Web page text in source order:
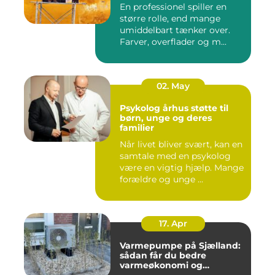
En professionel spiller en
større rolle, end mange
umiddelbart tænker over.
Farver, overflader og m...
02. May
Psykolog århus støtte til
børn, unge og deres
familier
Når livet bliver svært, kan en
samtale med en psykolog
være en vigtig hjælp. Mange
forældre og unge ...
17. Apr
Varmepumpe på Sjælland:
sådan får du bedre
varmeøkonomi og